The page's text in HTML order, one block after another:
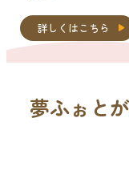
詳しくはこちら
夢ふぉと